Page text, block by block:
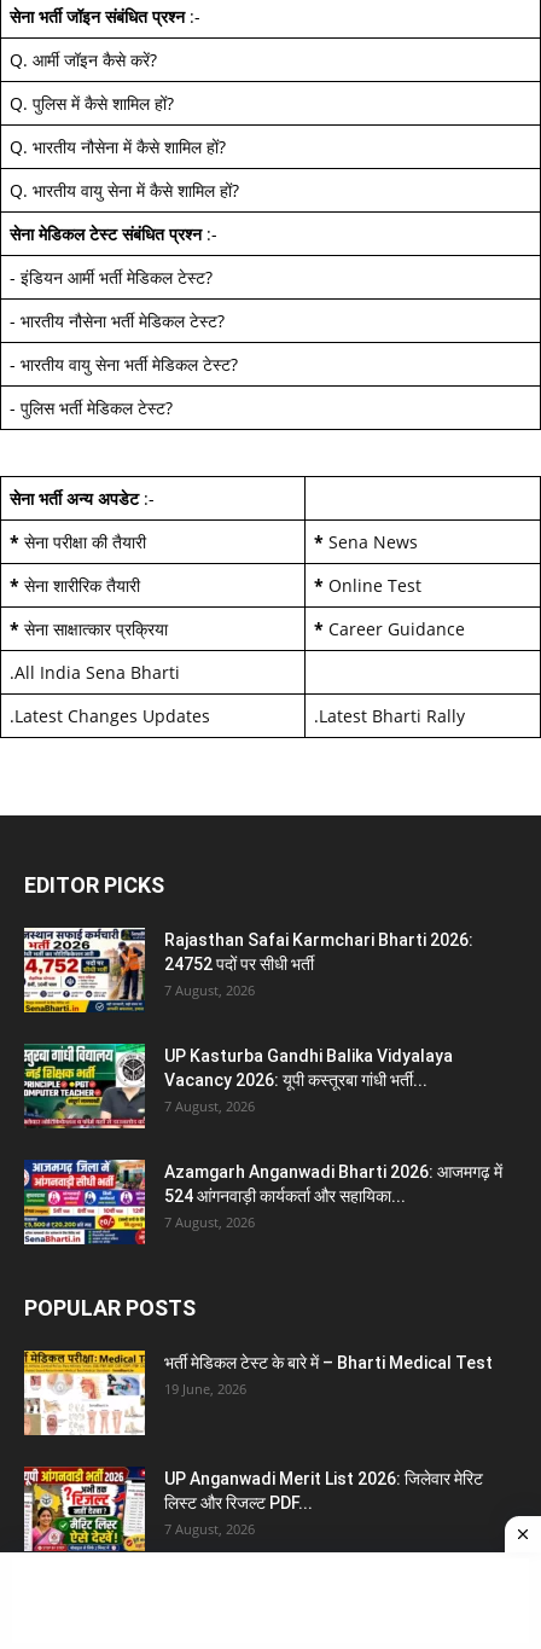
सेना भर्ती जॉइन संबंधित प्रश्न:-
Q. आर्मी जॉइन कैसे करें?
Q. पुलिस में कैसे शामिल हों?
Q. भारतीय नौसेना में कैसे शामिल हों?
Q. भारतीय वायु सेना में कैसे शामिल हों?
सेना मेडिकल टेस्ट संबंधित प्रश्न:-
- इंडियन आर्मी भर्ती मेडिकल टेस्ट?
- भारतीय नौसेना भर्ती मेडिकल टेस्ट?
- भारतीय वायु सेना भर्ती मेडिकल टेस्ट?
- पुलिस भर्ती मेडिकल टेस्ट?
सेना भर्ती अन्य अपडेट:-
* सेना परीक्षा की तैयारी * Sena News
* सेना शारीरिक तैयारी * Online Test
* सेना साक्षात्कार प्रक्रिया * Career Guidance
.All India Sena Bharti
.Latest Changes Updates .Latest Bharti Rally
EDITOR PICKS
Rajasthan Safai Karmchari Bharti 2026:
24752 पदों पर सीधी भर्ती
7 August, 2026
UP Kasturba Gandhi Balika Vidyalaya
Vacancy 2026: यूपी कस्तूरबा गांधी भर्ती...
7 August, 2026
Azamgarh Anganwadi Bharti 2026: आजमगढ़ में
524 आंगनवाड़ी कार्यकर्ता और सहायिका...
7 August, 2026
POPULAR POSTS
भर्ती मेडिकल टेस्ट के बारे में – Bharti Medical Test
19 June, 2026
UP Anganwadi Merit List 2026: जिलेवार मेरिट
लिस्ट और रिजल्ट PDF...
7 August, 2026